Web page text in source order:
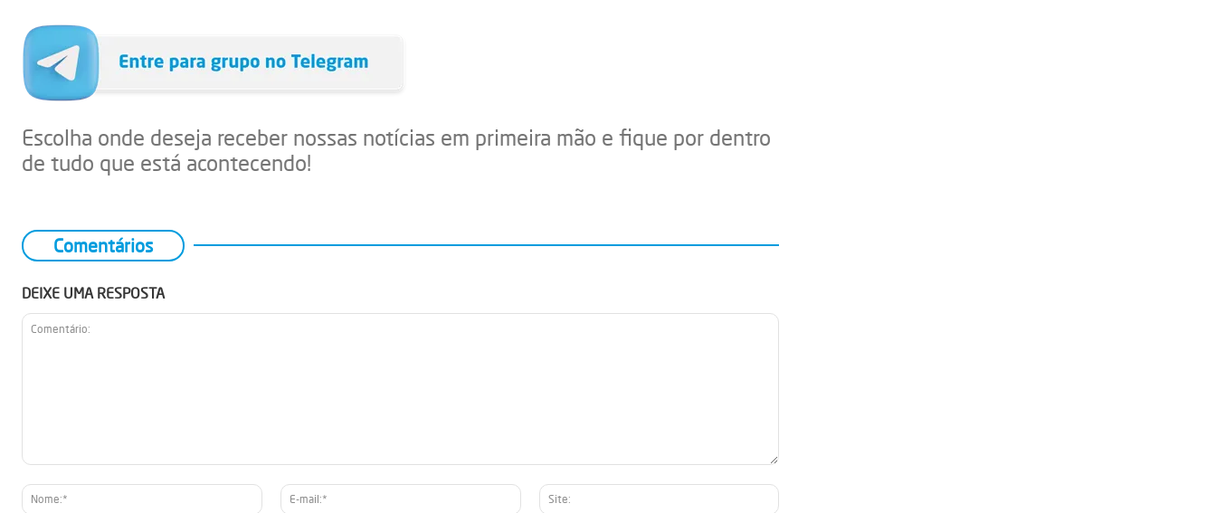
Escolha onde deseja receber nossas notícias em primeira mão e fique por dentro
de tudo que está acontecendo!
Comentários
DEIXE UMA RESPOSTA
Nome:*
E-
Site: